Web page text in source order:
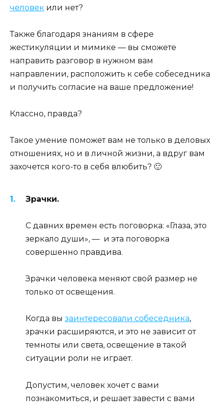
человек или нет?
Также благодаря знаниям в сфере
жестикуляции и мимике — вы сможете
направить разговор в нужном вам
направлении, расположить к себе собеседника
и получить согласие на ваше предложение!
Классно, правда?
Такое умение поможет вам не только в деловых
отношениях, но и в личной жизни, а вдруг вам
захочется кого-то в себя влюбить? 🙂
Зрачки.
С давних времен есть поговорка: «Глаза, это
зеркало души», — и эта поговорка
совершенно правдива.
Зрачки человека меняют свой размер не
только от освещения.
Когда вы заинтересовали собеседника,
зрачки расширяются, и это не зависит от
темноты или света, освещение в такой
ситуации роли не играет.
Допустим, человек хочет с вами
познакомиться, и решает завести с вами